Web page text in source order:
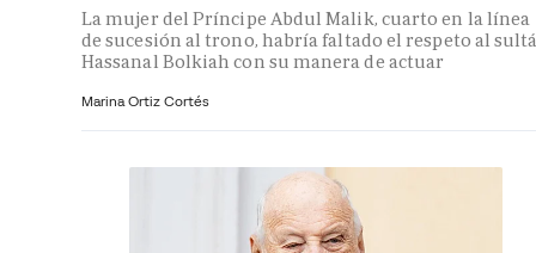
La mujer del Príncipe Abdul Malik, cuarto en la línea
de sucesión al trono, habría faltado el respeto al
Hassanal Bolkiah con su manera de actuar
Marina Ortiz Cortés